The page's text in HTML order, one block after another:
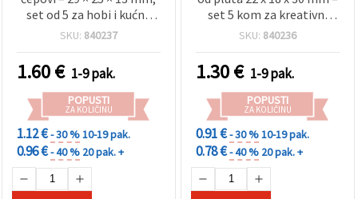
Postavke
set od 5 za hobi i kućne
projekte
SKU: 840237
1.60€ 1-9 pak.
POPUSTI
ZA KOLIČINU
1.12 €- 30 %10-19 pak.
0.96 €- 40 % 20 pak. +
set 5 kom za kreativni
hobi i kućne projekte
SKU: 840236
1.30€ 1-9 pak.
POPUSTI
ZA KOLIČINU
0.91 €- 30 %10-19 pak.
0.78 €- 40 % 20 pak. +